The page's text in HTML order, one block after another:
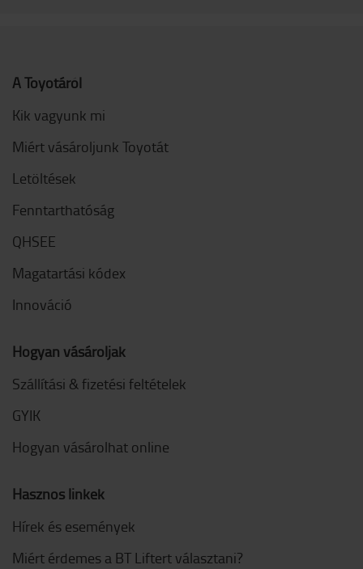
A Toyotáról
Kik vagyunk mi
Miért vásároljunk Toyotát
Letöltések
Fenntarthatóság
QHSEE
Magatartási kódex
Innováció
Hogyan vásároljak
Szállítási & fizetési feltételek
GYIK
Hogyan vásárolhat online
Hasznos linkek
Hírek és események
Miért érdemes a BT Liftert választani?